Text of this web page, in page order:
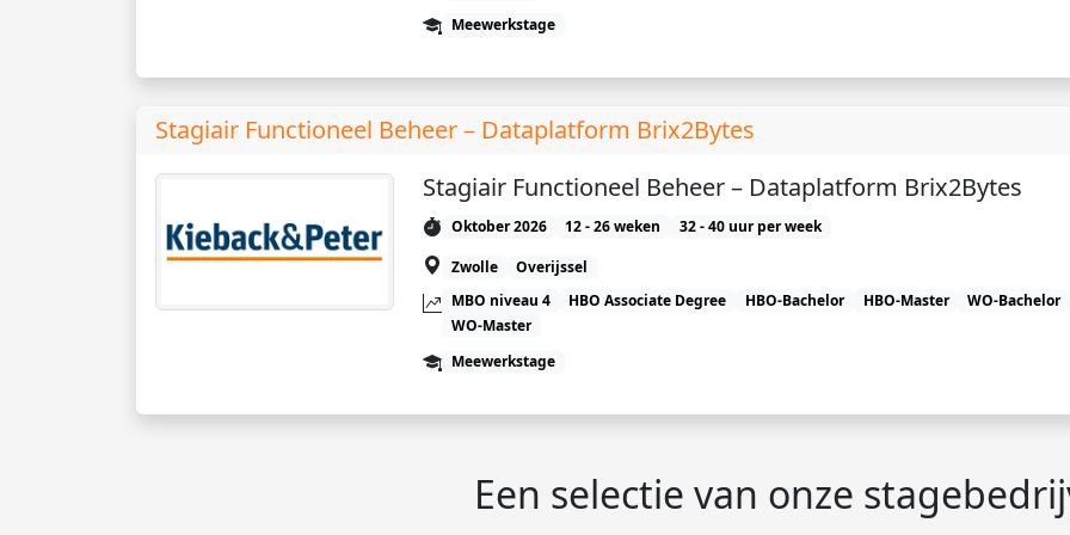
Meewerkstage
Stagiair Functioneel Beheer – Dataplatform Brix2Bytes
Stagiair Functioneel Beheer – Dataplatform Brix2Bytes
Oktober 2026 12 - 26 weken
32 - 40 uur per week
Zwolle
Overijssel
MBO niveau 4
HBO Associate Degree HBO-Bachelor HBO-Master
WO-Bachelor
WO-Master
Meewerkstage
Een selectie van onze